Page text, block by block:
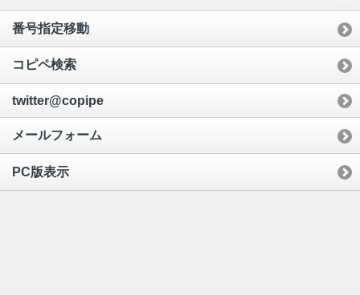
番号指定移動
コピペ検索
twitter@copipe
メールフォーム
PC版表示